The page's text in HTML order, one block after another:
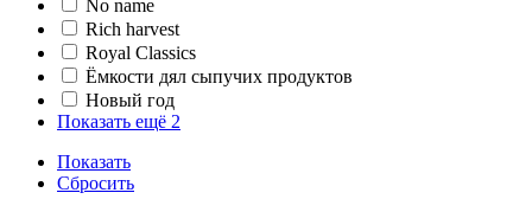
No name
Rich harvest
Royal Classics
Ёмкости дял сыпучих продуктов
Новый год
Показать ещё 2
Показать
Сбросить